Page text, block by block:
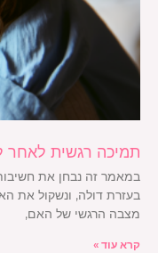
תמיכה רגשית לאחר
במאמר זה נבחן את
בעזרת דולה, ונשקול את
מצבה הרגשי של האם,
קרא עוד »